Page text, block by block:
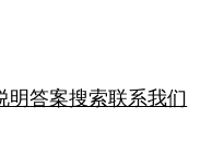
明答案搜索联系我们